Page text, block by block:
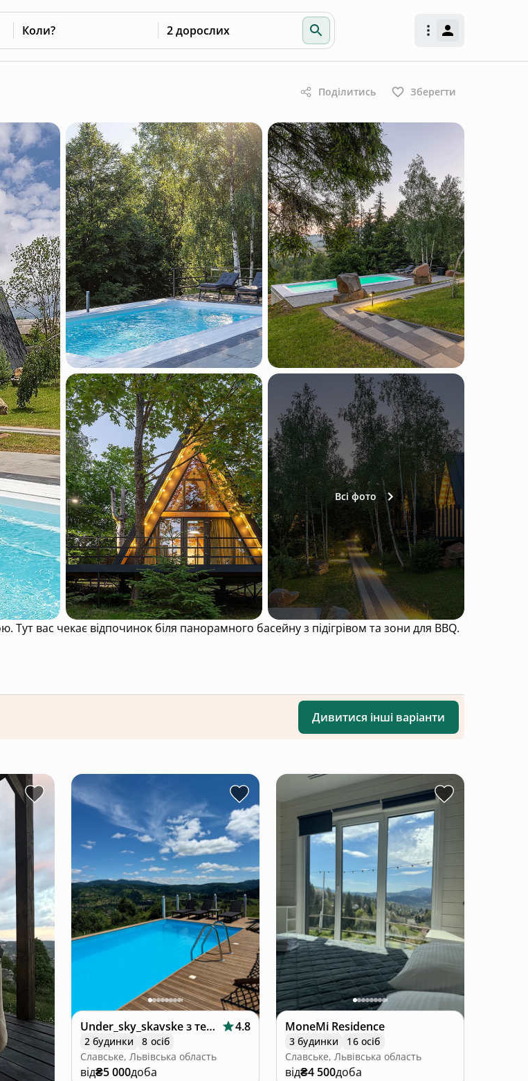
Коли? 2 дорослих
Поділитись Зберегти
Всі фото
вас чекає відпочинок біля панорамного басейну з підігрівом та зони для BBQ.
Дивитися інші варіанти
Under_sky_skavske з теплим басейном,чаном 4.8
2 будинки
8 осіб
Славське, Львівська область
від₴5 000доба
MoneMi Residence
3 будинки
16 осіб
Славське, Львівська область
від₴4 500доба